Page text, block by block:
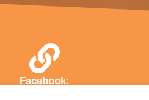
Facebook: